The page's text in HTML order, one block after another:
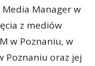
Manager w
z mediów
w Poznaniu, w
Poznaniu oraz jej